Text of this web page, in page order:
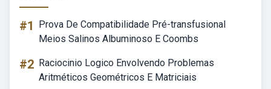
#1
Prova De Compatibilidade Pré-transfusional
Meios Salinos Albuminoso E Coombs
#2 Raciocinio Logico Envolvendo Problemas
Aritméticos Geométricos E Matriciais